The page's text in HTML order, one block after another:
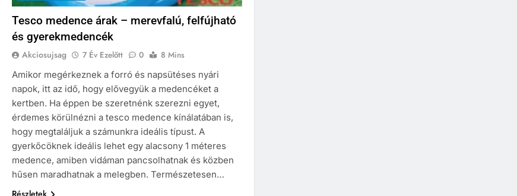
Tesco medence árak – merevfalú, felfújható
és gyerekmedencék
Akciosujsag 7 Év Ezelőtt 0
8 Mins
Amikor megérkeznek a forró és napsütéses nyári
napok, itt az idő, hogy elővegyük a medencéket a
kertben. Ha éppen be szeretnénk szerezni egyet,
érdemes körülnézni a tesco medence kínálatában is,
hogy megtaláljuk a számunkra ideális típust. A
gyerkőcöknek ideális lehet egy alacsony 1 méteres
medence, amiben vidáman pancsolhatnak és közben
hűsen maradhatnak a melegben. Természetesen…
Részletek